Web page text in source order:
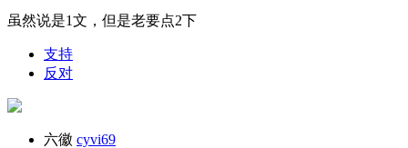
虽然说是1文，但是老要点2下
支持
反对
六徽 cyvi69